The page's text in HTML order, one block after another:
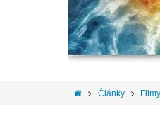
Články Filmy